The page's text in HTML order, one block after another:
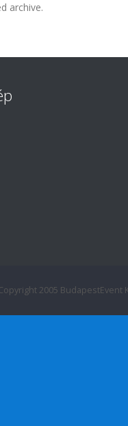
archive.
2005 BudapestEvent